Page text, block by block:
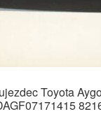
Toyota